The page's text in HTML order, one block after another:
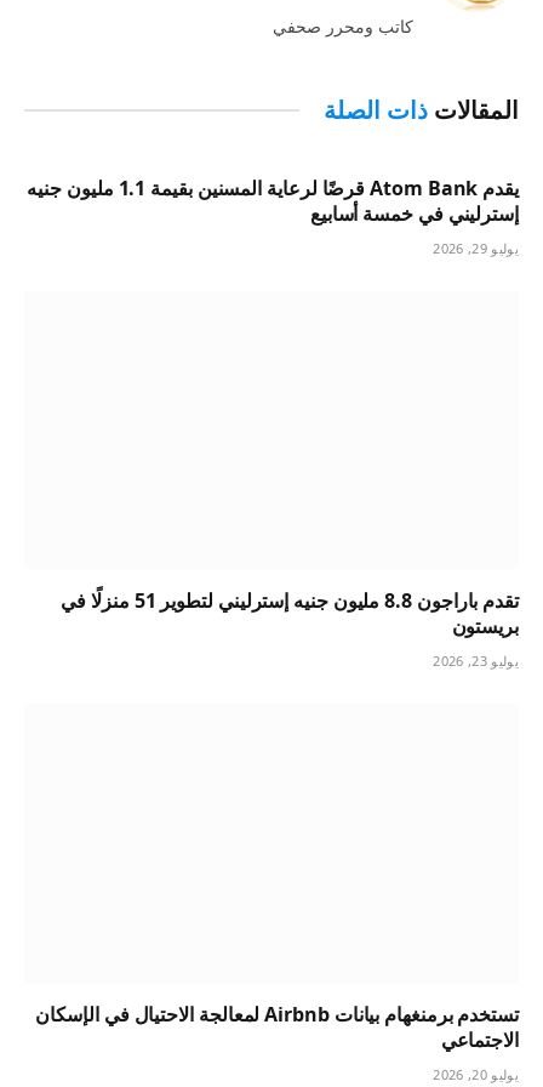
كاتب ومحرر صحفي
المقالات ذات الصلة
يقدم Atom Bank قرضًا لرعاية المسنين بقيمة 1.1 مليون جنيه
إسترليني في خمسة أسابيع
يوليو 29, 2026
تقدم باراجون 8.8 مليون جنيه إسترليني لتطوير 51 منزلًا في
بريستون
يوليو 23, 2026
تستخدم برمنغهام بيانات Airbnb لمعالجة الاحتيال في الإسكان
الاجتماعي
يوليو 20, 2026